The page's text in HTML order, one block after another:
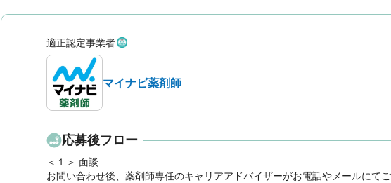
適正認定事業者
マイナビ薬剤師
応募後フロー
＜１＞ 面談
お問い合わせ後、薬剤師専任のキャリアアドバイザーがお電話やメールにて